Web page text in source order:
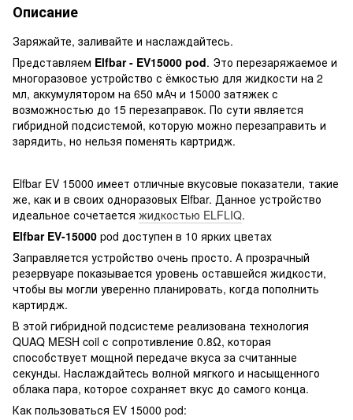
Описание
Заряжайте, заливайте и наслаждайтесь.
Представляем Elfbar - EV15000 pod. Это перезаряжаемое и
многоразовое устройство с ёмкостью для жидкости на 2
мл, аккумулятором на 650 мАч и 15000 затяжек с
возможностью до 15 перезаправок. По сути является
гибридной подсистемой, которую можно перезаправить и
зарядить, но нельзя поменять картридж.
Elfbar EV 15000 имеет отличные вкусовые показатели, такие
же, как и в своих одноразовых Elfbar. Данное устройство
идеальное сочетается жидкостью ELFLIQ.
Elfbar EV-15000 pod доступен в 10 ярких цветах
Заправляется устройство очень просто. А прозрачный
резервуаре показывается уровень оставшейся жидкости,
чтобы вы могли уверенно планировать, когда пополнить
картирдж.
В этой гибридной подсистеме реализована технология
QUAQ MESH coil с сопротивление 0.8Ω, которая
способствует мощной передаче вкуса за считанные
секунды. Наслаждайтесь волной мягкого и насыщенного
облака пара, которое сохраняет вкус до самого конца.
Как пользоваться EV 15000 pod: